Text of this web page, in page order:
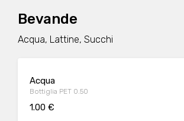
Bevande
Acqua, Lattine, Succhi
Acqua
Bottiglia PET 0.50
1.00 €